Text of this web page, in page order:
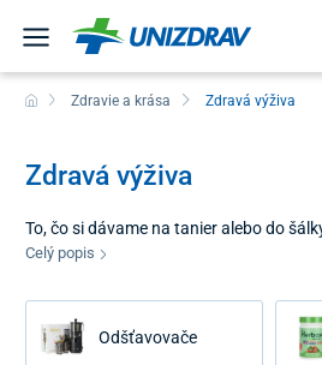
Zdravie a krása Zdravá výživa
Zdravá výživa
To, čo si dávame na tanier alebo do
našu každodennú energiu, náladu a
alternatív k bežným potravinám a o
ktoré v dnešnom jedálničku často
ponúknuť vám produkty, ktoré skvele
Celý popis
Odšťavovače